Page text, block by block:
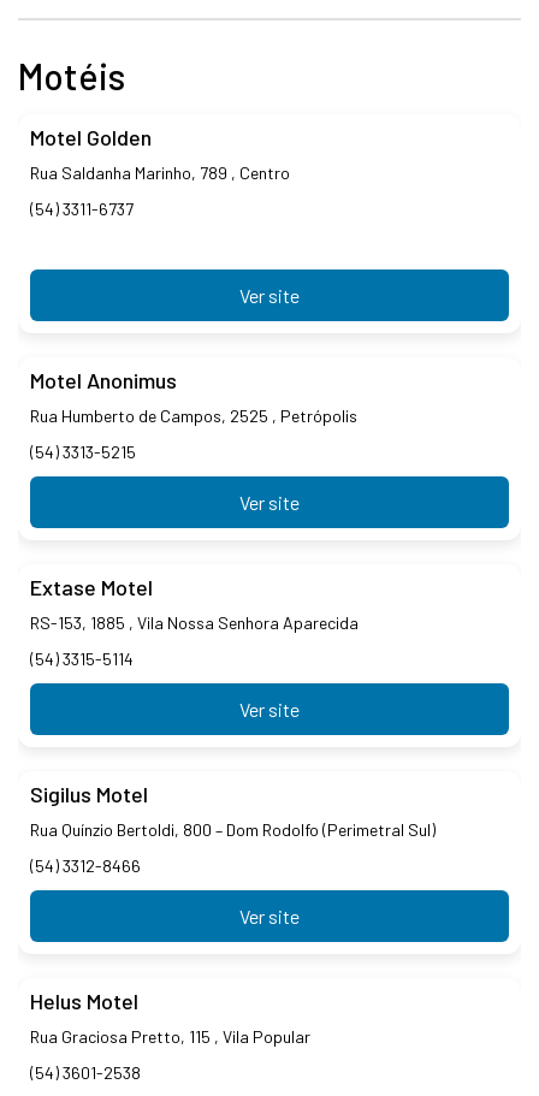
Motéis
Motel Golden
Rua Saldanha Marinho, 789 , Centro
(54) 3311-6737
Ver site
Motel Anonimus
Rua Humberto de Campos, 2525 , Petrópolis
(54) 3313-5215
Ver site
Extase Motel
RS-153, 1885 , Vila Nossa Senhora Aparecida
(54) 3315-5114
Ver site
Sigilus Motel
Rua Quínzio Bertoldi, 800 – Dom Rodolfo (Perimetral Sul)
(54) 3312-8466
Ver site
Helus Motel
Rua Graciosa Pretto, 115 , Vila Popular
(54) 3601-2538